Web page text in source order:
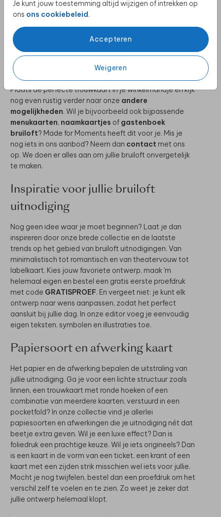
Je kunt jouw toestemming altijd wijzigen of intrekken op
ons ons cookiebeleid.
Accepteren
Weigeren
klaarstaan. Staat de stijl van jullie trouwkaart hier niet
tussen? Een trouwhuisstijl laten ontwerpen is mogelijk
ons op.
Trouwkaarten bestellen
Het bestellen van jullie trouwkaart is heel gemakkelijk.
Plaats de perfecte trouwkaart in je winkelmandje en kijk
nog even rustig verder naar onze andere
mogelijkheden. Wil je bijvoorbeeld ook bijpassende
menukaarten, naamkaartjes of gastenboek
bruiloft? Made for Moments heeft dit voor je. Mis je
nog iets in ons aanbod? Neem dan contact met ons
op. We doen er alles aan om jullie bruiloft onvergetelijk
te maken.
Inspiratie voor jullie bruiloft
uitnodiging
Nog geen idee waar je moet beginnen? Laat je dan
inspireren door onze brede collectie en de laatste
trends op het gebied van bruiloft uitnodigingen. Van
minimalistisch tot romantisch en van theatervouw tot
labelkaart. Kies jouw favoriete ontwerp, maak 'm
helemaal eigen en bestel een gratis eerste proefdruk
met code GRATISPROEF. En vergeet niet: je kunt elk
ontwerp naar wens aanpassen, zodat het perfect
aansluit bij jullie dag. In onze editor voeg je eenvoudig
eigen teksten, symbolen en illustraties toe.
Papiersoort en afwerking kaart
Het papier en de afwerking bepalen de uitstraling van
jullie uitnodiging. Ga je voor een lichte structuur zoals
linnen, een trouwkaart met ronde hoeken of een
combinatie van meerdere kaarten, verstuurd in een
pocketfold? In onze collectie vind je allerlei
papiesoorten en afwerkingen die je uitnodiging nét dat
beetje extra geven. Wil je een luxe effect? Dan is
foliedruk een prachtige keuze. Wil je iets origineels? Dan
is een kaart in de vorm van een ticket, een krant of een
kaart met een zijden strik misschien wel iets voor jullie.
Mocht je nog twijfelen, bestel dan een proefdruk om het
verschil zelf te voelen en te zien. Zo weet je zeker dat
jullie ontwerp helemaal klopt.